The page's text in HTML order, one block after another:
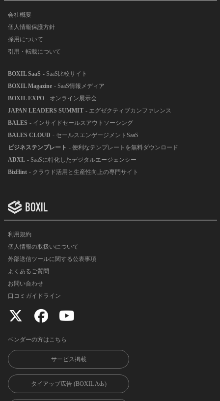
会社概要
個人情報保護方針
採用について
引用・転載について
BOXIL SaaS - SaaS比較サイト
BOXIL Magazine - SaaS情報メディア
BOXIL EXPO - オンライン展示会
JAPAN LEADERS SUMMIT - エグゼクティブカンファレンス
BALES - インサイドセールスアウトソーシング
BALES CLOUD - セールスエンゲージメントSaaS
ビジネステンプレート - 便利なテンプレートを無料ダウンロード
ADXL - SaaSに特化したデジタルエージェンシー
BizHint - クラウド活用と生産性向上の専門サイト
利用規約
個人情報の取扱いについて
外部送信ツールに関する公表事項
よくあるご質問
お問い合わせ
口コミガイドライン
ベンダーの方はこちら
サービス掲載
タイアップ広告 (BOXIL Ads)